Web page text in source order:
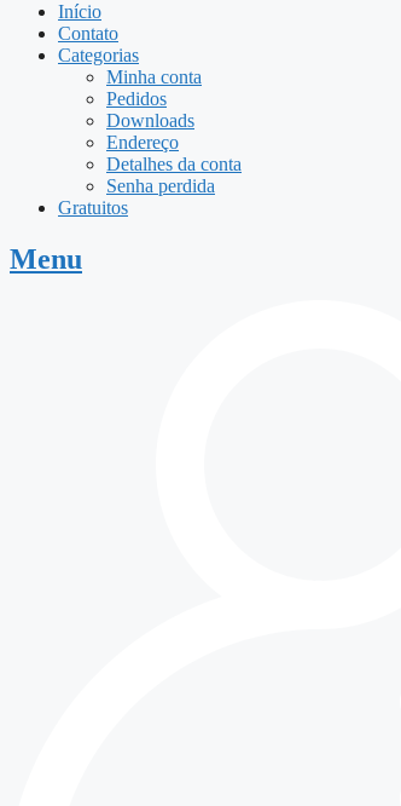
Início
Contato
Categorias
Minha conta
Pedidos
Downloads
Endereço
Detalhes da conta
Senha perdida
Gratuitos
Menu